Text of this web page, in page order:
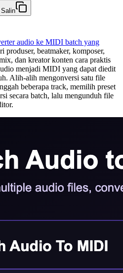
Salin
audio ke MIDI batch yang
produser, beatmaker, komposer,
dan kreator konten cara praktis
menjadi MIDI yang dapat diedit
Alih-alih mengonversi satu file
beberapa track, memilih preset
secara batch, lalu mengunduh file